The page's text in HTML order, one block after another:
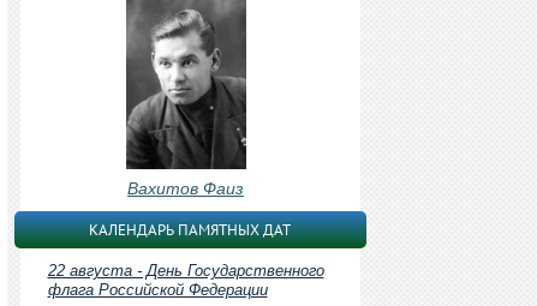
Вахитов Фаиз
КАЛЕНДАРЬ ПАМЯТНЫХ ДАТ
22 августа - День Государственного
флага Российской Федерации